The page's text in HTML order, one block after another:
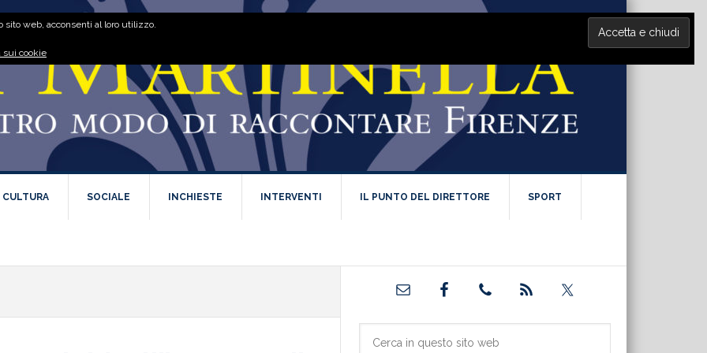
CULTURA SOCIALE INCHIESTE INTERVENTI IL PUNTO DEL DIRETTORE SPORT
Barra
primaria
web, acconsenti al loro utilizzo.
sui cookie